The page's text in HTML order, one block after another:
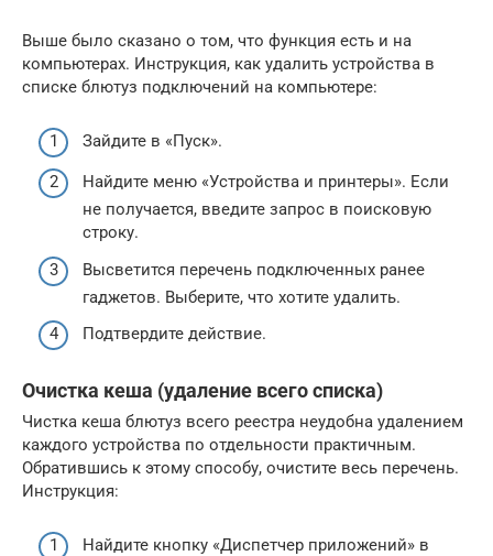
Выше было сказано о том, что функция есть и на
компьютерах. Инструкция, как удалить устройства в
списке блютуз подключений на компьютере:
Зайдите в «Пуск».
Найдите меню «Устройства и принтеры». Если
не получается, введите запрос в поисковую
строку.
Высветится перечень подключенных ранее
гаджетов. Выберите, что хотите удалить.
Подтвердите действие.
Очистка кеша (удаление всего списка)
Чистка кеша блютуз всего реестра неудобна удалением
каждого устройства по отдельности практичным.
Обратившись к этому способу, очистите весь перечень.
Инструкция:
Найдите кнопку «Диспетчер приложений» в